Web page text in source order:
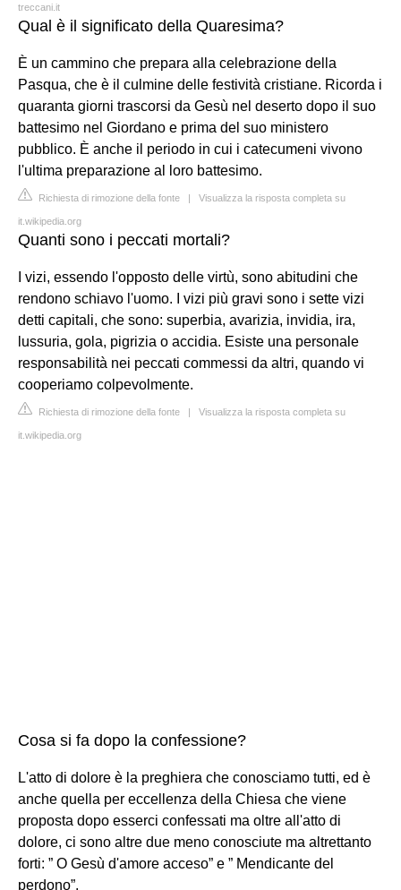
treccani.it
Qual è il significato della Quaresima?
È un cammino che prepara alla celebrazione della
Pasqua, che è il culmine delle festività cristiane. Ricorda i
quaranta giorni trascorsi da Gesù nel deserto dopo il suo
battesimo nel Giordano e prima del suo ministero
pubblico. È anche il periodo in cui i catecumeni vivono
l'ultima preparazione al loro battesimo.
Richiesta di rimozione della fonte | Visualizza la risposta completa su
it.wikipedia.org
Quanti sono i peccati mortali?
I vizi, essendo l'opposto delle virtù, sono abitudini che
rendono schiavo l'uomo. I vizi più gravi sono i sette vizi
detti capitali, che sono: superbia, avarizia, invidia, ira,
lussuria, gola, pigrizia o accidia. Esiste una personale
responsabilità nei peccati commessi da altri, quando vi
cooperiamo colpevolmente.
Richiesta di rimozione della fonte | Visualizza la risposta completa su
it.wikipedia.org
Cosa si fa dopo la confessione?
L'atto di dolore è la preghiera che conosciamo tutti, ed è
anche quella per eccellenza della Chiesa che viene
proposta dopo esserci confessati ma oltre all'atto di
dolore, ci sono altre due meno conosciute ma altrettanto
forti: ” O Gesù d'amore acceso” e ” Mendicante del
perdono”.